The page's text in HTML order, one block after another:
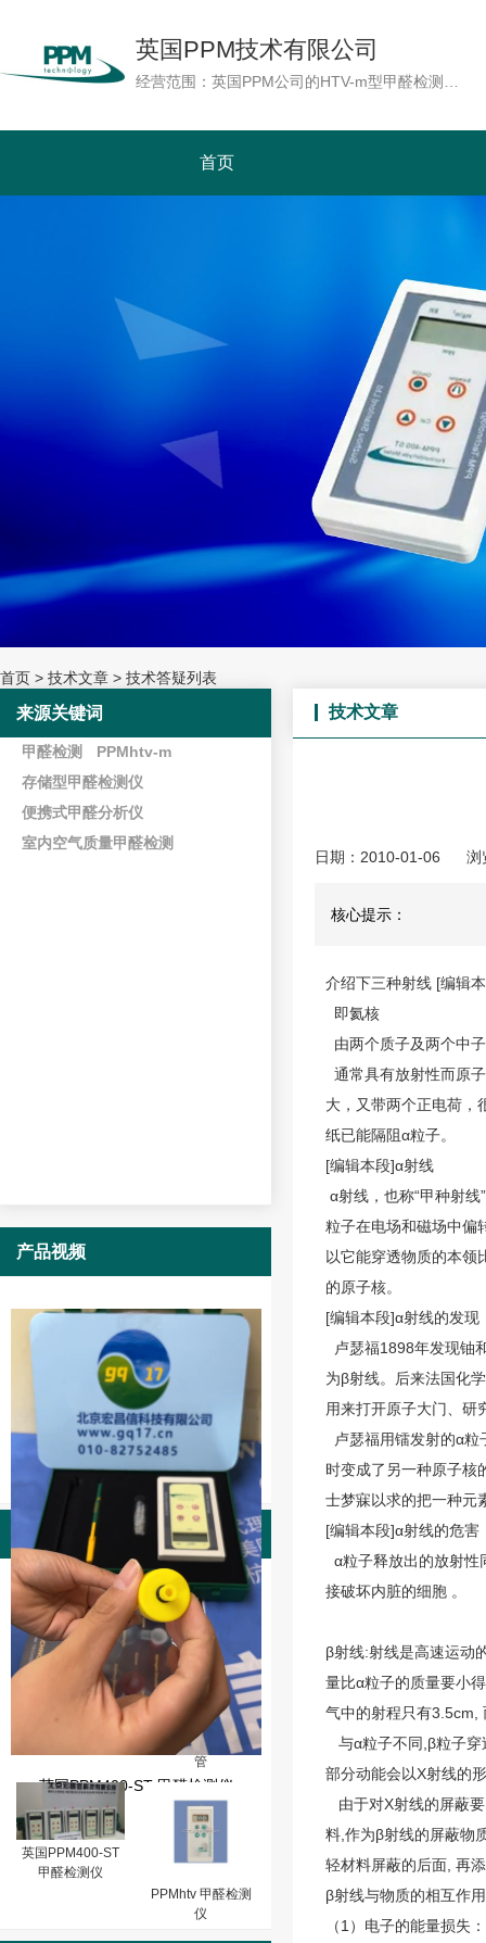
英国PPM技术有限公司
首页
首页 > 技术文章 > 技术答疑列表
来源关键词
甲醛检测
PPMhtv-m
存储型甲醛检测仪
便携式甲醛分析仪
室内空气质量甲醛检测
产品视频
英国PPM400-ST 甲醛检测仪
产品图片
PPMhtv-m甲醛检
测仪（0-10PPM,
分辩率：0.01)
英国PPM-HTV甲
醛检测仪玻璃校准
管
英国PPM400-ST
甲醛检测仪
PPMhtv 甲醛检测
仪
技术文章
日期：2010-01-06 浏
核心提示：
介绍下三种射线 [编辑
即氦核
由两个质子及两个中
通常具有放射性而原
大，又带两个正电荷，
纸已能隔阻α粒子。
[编辑本段]α射线
α射线 ，也称“甲种射
粒子在电场和磁场中偏
以它能穿透物质的本领
的原子核。
[编辑本段]α射线的发现
卢瑟福1898年发现铀
为β射线。后来法国化
用来打开原子大门、研
卢瑟福用镭发射的α粒
时变成了另一种原子核
士梦寐以求的把一种元
[编辑本段]α射线的危害
α粒子释放出的放射性
接破坏内脏的细胞 。
β射线:射线是高速运动
量比α粒子的质量要小
气中的射程只有3.5cm,
与α粒子不同,β粒子
部分动能会以X射线的
由于对X射线的屏蔽
料,作为β射线的屏蔽物
轻材料屏蔽的后面, 再
β射线与物质的相互作用
（1）电子的能量损失：